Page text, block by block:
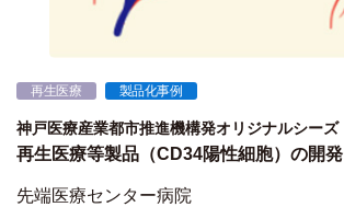
再生医療 製品化事例
神戸医療産業都市推進機構発オリジナルシーズ
再生医療等製品（CD34陽性細胞）の開発
先端医療センター病院